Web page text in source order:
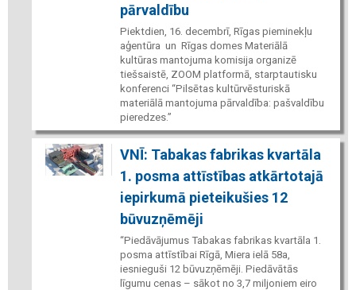
pārvaldību
Piektdien, 16. decembrī, Rīgas pieminekļu
aģentūra un Rīgas domes Materiālā
kultūras mantojuma komisija organizē
tiešsaistē, ZOOM platformā, starptautisku
konferenci “Pilsētas kultūrvēsturiskā
materiālā mantojuma pārvaldība: pašvaldību
pieredzes.”
VNĪ: Tabakas fabrikas kvartāla
1. posma attīstības atkārtotajā
iepirkumā pieteikušies 12
būvuzņēmēji
“Piedāvājumus Tabakas fabrikas kvartāla 1.
posma attīstībai Rīgā, Miera ielā 58a,
iesnieguši 12 būvuzņēmēji. Piedāvātās
līgumu cenas – sākot no 3,7 miljoniem eiro